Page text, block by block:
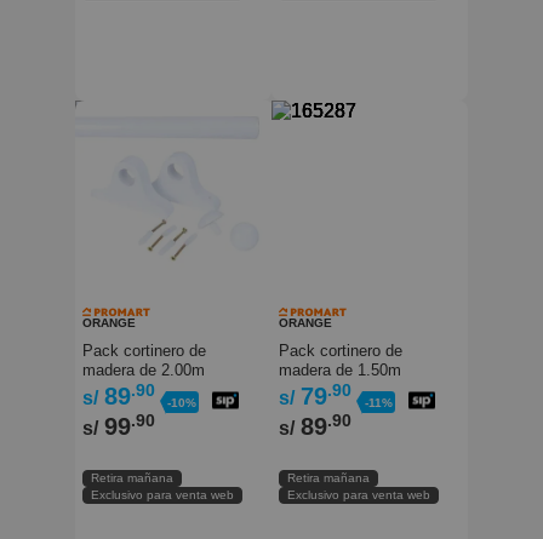
ORANGE
Pack cortinero de
madera de 2.00m
Blanco Orange
s/ 89.90
-10%
s/ 99.90
Retira mañana
Exclusivo para venta web
ORANGE
Pack cortinero de
madera de 1.50m
Jacaranda Orange
s/ 79.90
-11%
s/ 89.90
Retira mañana
Exclusivo para venta web